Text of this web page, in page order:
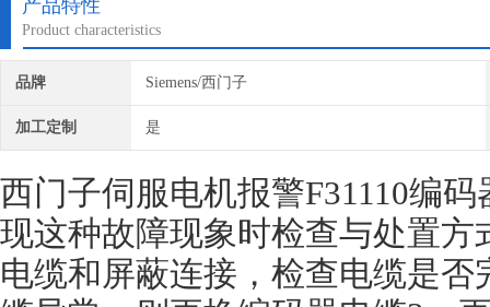
产品特性
Product characteristics
品牌 Siemens/西门子
加工定制 是
西门子伺服电机报警F31110编
现这种故障现象时检查与处置
电缆和屏蔽连接，检查电缆是